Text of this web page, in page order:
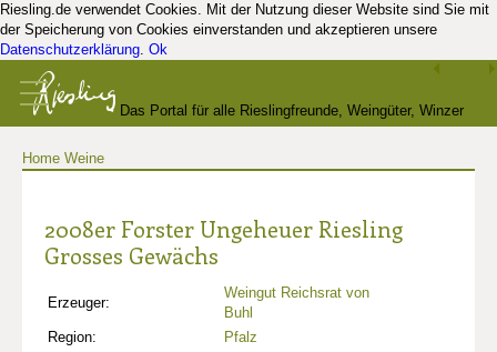
Riesling.de verwendet Cookies. Mit der Nutzung dieser Website sind Sie mit
der Speicherung von Cookies einverstanden und akzeptieren unsere
Datenschutzerklärung. Ok
Das Portal für alle Rieslingfreunde, Weingüter, Winzer
Home Weine
2008er Forster Ungeheuer Riesling
Grosses Gewächs
Erzeuger:
Weingut Reichsrat von
Buhl
Region:
Pfalz